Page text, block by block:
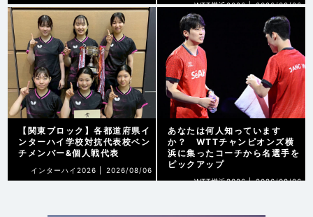
WTT横浜2026 | 2026/08/06
【関東ブロック】各都道府県イ
ンターハイ学校対抗代表校ベン
チメンバー&個人戦代表
インターハイ2026 | 2026/08/06
あなたは何人知っています
か？ WTTチャンピオンズ横
浜に集ったコーチから名選手を
ピックアップ
WTT横浜2026 | 2026/08/06